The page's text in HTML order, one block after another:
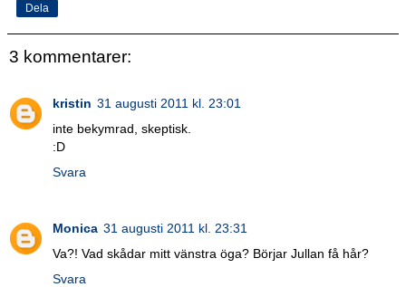
Dela
3 kommentarer:
kristin 31 augusti 2011 kl. 23:01
inte bekymrad, skeptisk.
:D
Svara
Monica 31 augusti 2011 kl. 23:31
Va?! Vad skådar mitt vänstra öga? Börjar Jullan få hår?
Svara